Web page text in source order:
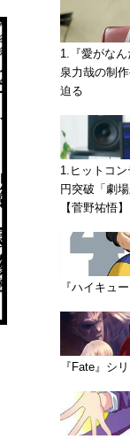
1.『愛がな
泉力哉の制
迫る
1.ヒットコ
円突破「劇
【菅野祐悟】
『ハイキュ
『Fate』シ